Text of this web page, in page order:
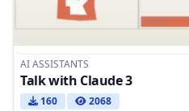
AI ASSISTANTS
Talk with Claude 3
160 2068